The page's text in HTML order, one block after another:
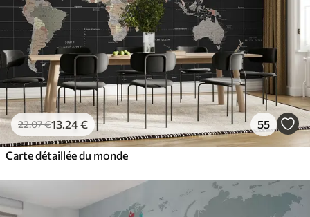
22.07€13.24€ 55
Carte détaillée du monde